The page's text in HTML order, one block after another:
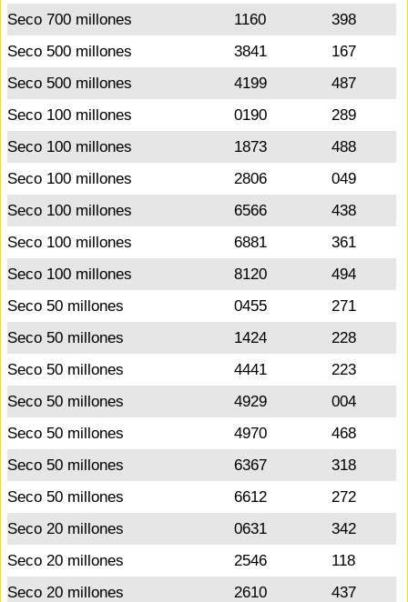
Seco 700 millones
1160
398
Seco 500 millones
3841
167
Seco 500 millones
4199
487
Seco 100 millones
0190
289
Seco 100 millones
1873
488
Seco 100 millones
2806
049
Seco 100 millones
6566
438
Seco 100 millones
6881
361
Seco 100 millones
8120
494
Seco 50 millones
0455
271
Seco 50 millones
1424
228
Seco 50 millones
4441
223
Seco 50 millones
4929
004
Seco 50 millones
4970
468
Seco 50 millones
6367
318
Seco 50 millones
6612
272
Seco 20 millones
0631
342
Seco 20 millones
2546
118
Seco 20 millones
2610
437